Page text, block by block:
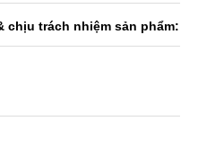
chịu trách nhiệm sản phẩm: